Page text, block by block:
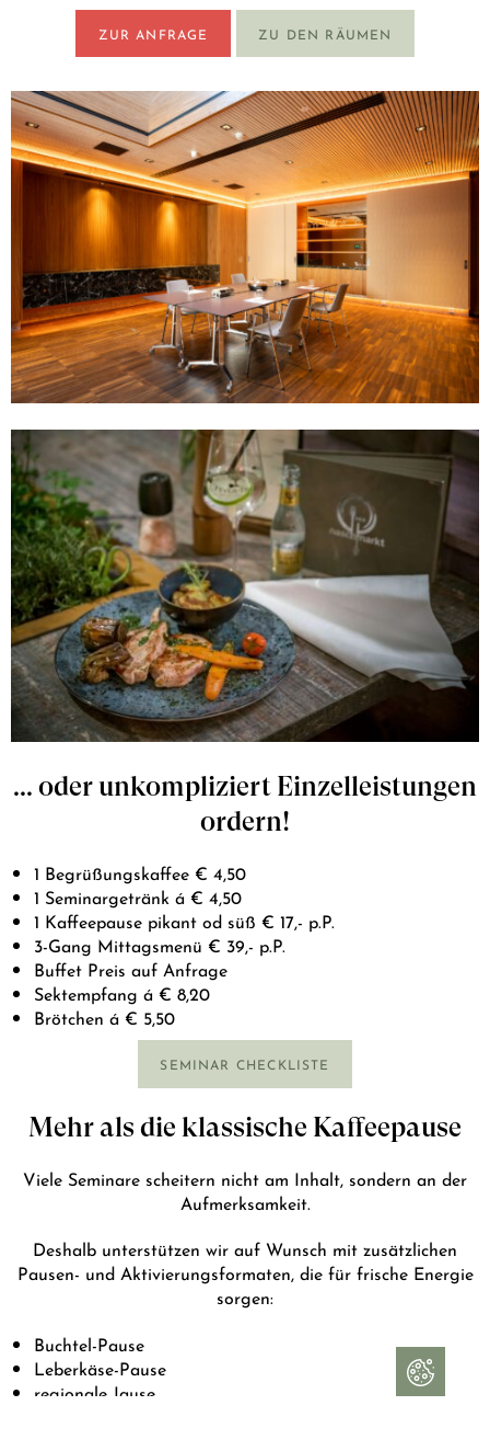
ZUR ANFRAGE ZU DEN RÄUMEN
... oder unkompliziert Einzelleistungen
ordern!
1 Begrüßungskaffee € 4,50
1 Seminargetränk á € 4,50
1 Kaffeepause pikant od süß € 17,- p.P.
3-Gang Mittagsmenü € 39,- p.P.
Buffet Preis auf Anfrage
Sektempfang á € 8,20
Brötchen á € 5,50
SEMINAR CHECKLISTE
Mehr als die klassische Kaffeepause
Viele Seminare scheitern nicht am Inhalt, sondern an der
Aufmerksamkeit.
Deshalb unterstützen wir auf Wunsch mit zusätzlichen
Pausen- und Aktivierungsformaten, die für frische Energie
sorgen:
Buchtel-Pause
Leberkäse-Pause
regionale Jause